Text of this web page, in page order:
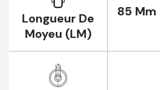
Longueur De
Moyeu (LM)
85 Mm